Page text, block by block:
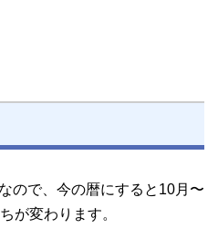
なので、今の暦にすると10月〜
が変わります。